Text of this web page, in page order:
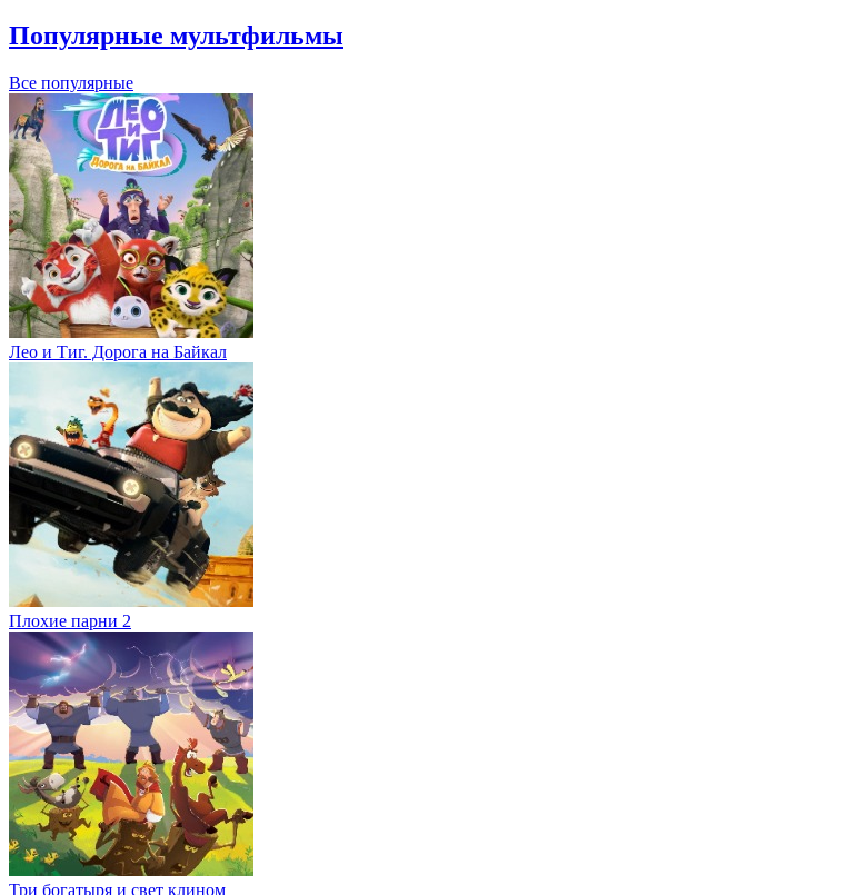
Популярные мультфильмы
Все популярные
Лео и Тиг. Дорога на Байкал
Плохие парни 2
Три богатыря и свет клином